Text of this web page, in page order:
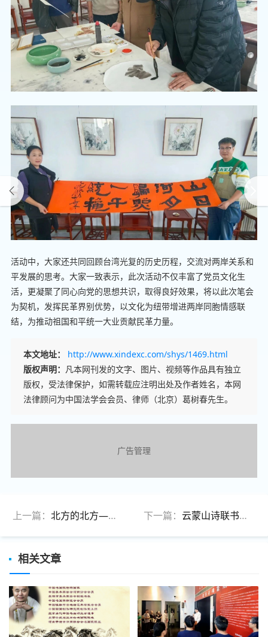
活动中，大家还共同回顾台湾光复的历史历程，交流对两岸关系和
平发展的思考。大家一致表示，此次活动不仅丰富了党员文化生
活，更凝聚了同心向党的思想共识，取得良好效果，将以此次笔会
为契机，发挥民革界别优势，以文化为纽带增进两岸同胞情感联
结，为推动祖国和平统一大业贡献民革力量。
本文地址：
http://www.xindexc.com/shys/1469.html
版权声明： 凡本网刊发的文字、图片、视频等作品具有独立
版权，受法律保护，如需转载应注明出处及作者姓名，本网
法律顾问为中国法学会会员、律师（北京）葛树春先生。
广告管理
上一篇： 北方的北方——全国中青年山水画名家写生作品邀请展系列之仇传澄作品赏析 下一篇：云蒙山诗联书画院第二届理事会成员名单（35人）
相关文章